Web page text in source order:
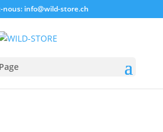
nous: info@wild-store.ch